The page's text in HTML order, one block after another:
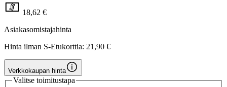
18,62 €
Asiakasomistajahinta
Hinta ilman S-Etukorttia: 21,90 €
Verkkokaupan hinta
Valitse toimitustapa